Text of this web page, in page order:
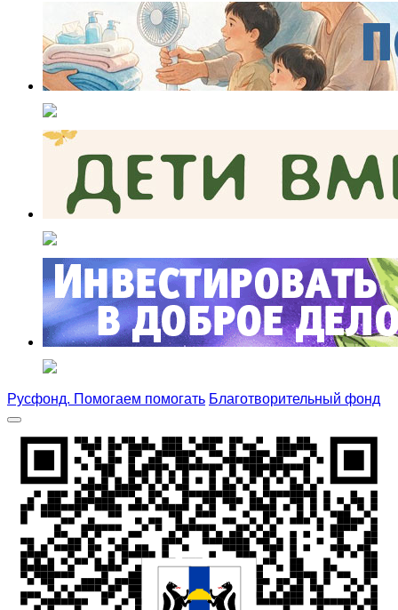
Русфонд. Помогаем помогать Благотворительный фонд